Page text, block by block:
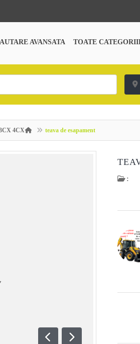
AVANSATA TOATE
4CX teava de esapament
: